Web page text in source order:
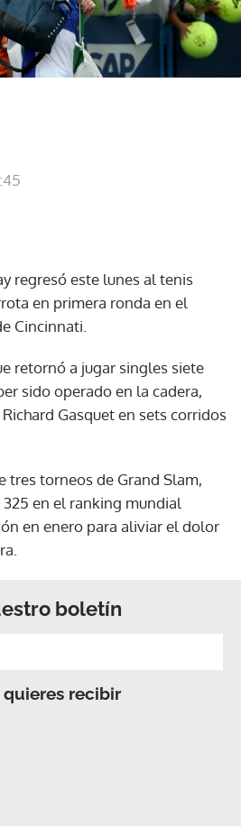
regresó este lunes al tenis
en primera ronda en el
Cincinnati.
retornó a jugar singles siete
sido operado en la cadera,
Gasquet en sets corridos
tres torneos de Grand Slam,
en el ranking mundial
en enero para aliviar el dolor
boletín
quieres recibir